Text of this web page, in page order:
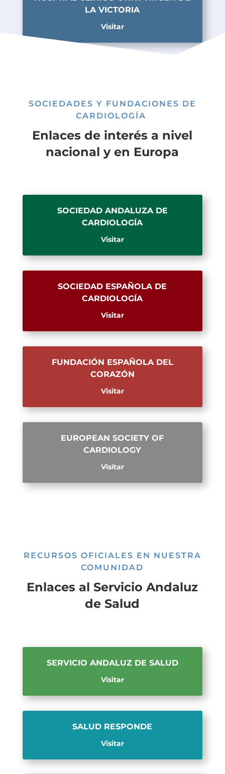
LA VICTORIA
Visitar
SOCIEDADES Y FUNDACIONES DE
CARDIOLOGÍA
Enlaces de interés a nivel
nacional y en Europa
SOCIEDAD ANDALUZA DE
CARDIOLOGÍA
Visitar
SOCIEDAD ESPAÑOLA DE
CARDIOLOGÍA
Visitar
FUNDACIÓN ESPAÑOLA DEL
CORAZÓN
Visitar
EUROPEAN SOCIETY OF
CARDIOLOGY
Visitar
RECURSOS OFICIALES EN NUESTRA
COMUNIDAD
Enlaces al Servicio Andaluz
de Salud
SERVICIO ANDALUZ DE SALUD
Visitar
SALUD RESPONDE
Visitar